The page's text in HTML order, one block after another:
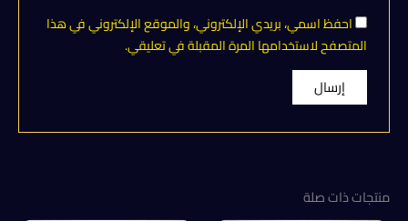
احفظ اسمي، بريدي الإلكتروني، والموقع الإلكتروني في هذا
المتصفح لاستخدامها المرة المقبلة في تعليقي.
منتجات ذات صلة